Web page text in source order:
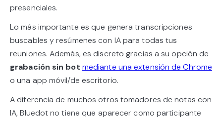
presenciales.
Lo más importante es que genera transcripciones
buscables y resúmenes con IA para todas tus
reuniones. Además, es discreto gracias a su opción de
grabación sin bot mediante una extensión de Chrome
o una app móvil/de escritorio.
A diferencia de muchos otros tomadores de notas con
IA, Bluedot no tiene que aparecer como participante